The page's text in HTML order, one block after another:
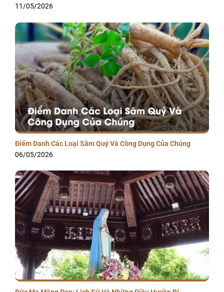
11/05/2026
Điểm Danh Các Loại Sâm Quý Và Công Dụng Của Chúng
06/05/2026